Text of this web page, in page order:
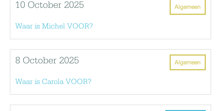
Algemeen
10 October 2025
Waar is Michel VOOR?
Algemeen
8 October 2025
Waar is Carola VOOR?